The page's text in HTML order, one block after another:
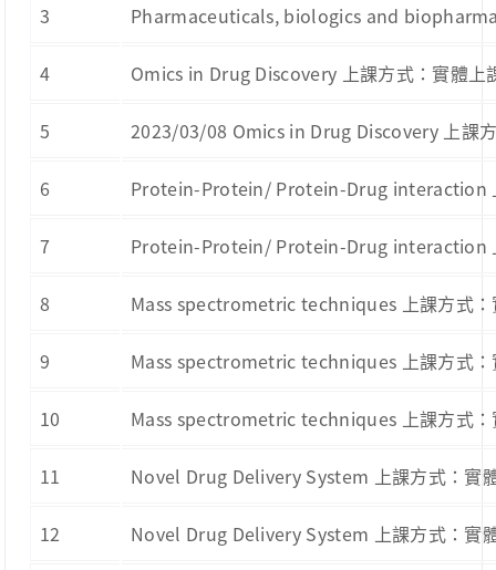
3 Pharmaceuticals, biologics and
4 Omics in Drug Discovery 上課方式：實體上
5 2023/03/08 Omics in Drug Discovery 上課
6 Protein-Protein/ Protein-Drug interaction
7 Protein-Protein/ Protein-Drug interaction
8 Mass spectrometric techniques 上課方式：
9 Mass spectrometric techniques 上課方式：
10 Mass spectrometric techniques 上課方式：
11 Novel Drug Delivery System 上課方式：實
12 Novel Drug Delivery System 上課方式：實